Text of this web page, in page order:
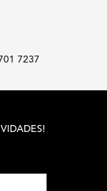
7237